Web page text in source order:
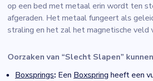
op een bed met metaal erin wordt ten
afgeraden. Het metaal fungeert als
straling en het zal het magnetische veld
Oorzaken van “Slecht Slapen”
Boxsprings: Een Boxspring heeft een